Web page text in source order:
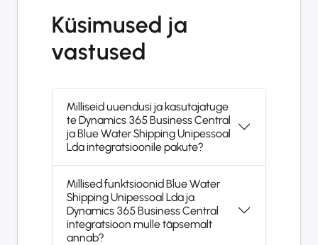
Küsimused ja
vastused
Milliseid uuendusi ja kasutajatuge
te Dynamics 365 Business Central
ja Blue Water Shipping Unipessoal
Lda integratsioonile pakute?
Millised funktsioonid Blue Water
Shipping Unipessoal Lda ja
Dynamics 365 Business Central
integratsioon mulle täpsemalt
annab?